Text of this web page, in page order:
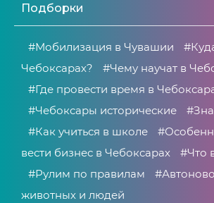
Подборки
#Мобилизация в Чувашии
Чебоксарах?
#Чему научат в
#Где провести время в
#Чебоксары исторические
#Как учиться в школе
вести бизнес в Чебоксарах
#Что
#Рулим по правилам
животных и людей